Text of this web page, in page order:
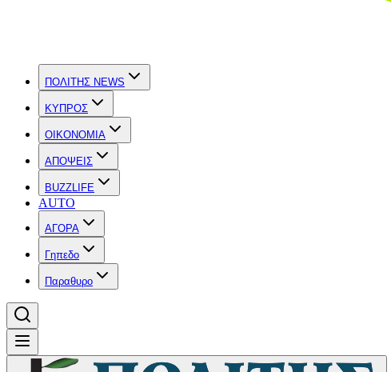
ΠΟΛΙΤΗΣ NEWS
ΚΥΠΡΟΣ
OIKONOMIA
ΑΠΟΨΕΙΣ
BUZZLIFE
AUTO
ΑΓΟΡΑ
Γηπεδο
Παραθυρο